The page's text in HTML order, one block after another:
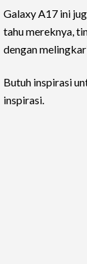
Galaxy A17 ini
tahu mereknya,
dengan
Butuh inspirasi
inspirasi.